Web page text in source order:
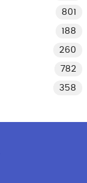
801
188
260
782
358